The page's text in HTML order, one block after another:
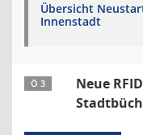
Übersicht
Innenstadt
Ö 3
Neue